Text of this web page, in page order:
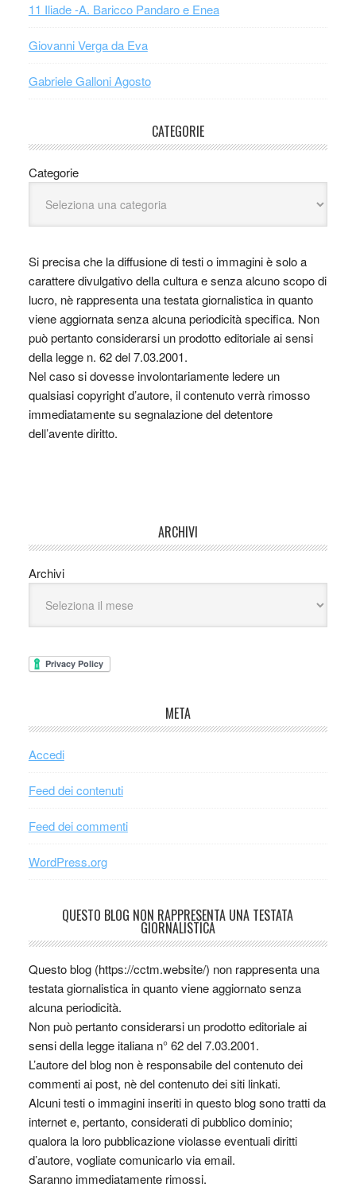
11 Iliade -A. Baricco Pandaro e Enea
Giovanni Verga da Eva
Gabriele Galloni Agosto
CATEGORIE
Categorie
Si precisa che la diffusione di testi o immagini è solo a
carattere divulgativo della cultura e senza alcuno scopo di
lucro, nè rappresenta una testata giornalistica in quanto
viene aggiornata senza alcuna periodicità specifica. Non
può pertanto considerarsi un prodotto editoriale ai sensi
della legge n. 62 del 7.03.2001.
Nel caso si dovesse involontariamente ledere un
qualsiasi copyright d’autore, il contenuto verrà rimosso
immediatamente su segnalazione del detentore
dell’avente diritto.
ARCHIVI
Archivi
META
Accedi
Feed dei contenuti
Feed dei commenti
WordPress.org
QUESTO BLOG NON RAPPRESENTA UNA TESTATA
GIORNALISTICA
Questo blog (https://cctm.website/) non rappresenta una
testata giornalistica in quanto viene aggiornato senza
alcuna periodicità.
Non può pertanto considerarsi un prodotto editoriale ai
sensi della legge italiana n° 62 del 7.03.2001.
L’autore del blog non è responsabile del contenuto dei
commenti ai post, nè del contenuto dei siti linkati.
Alcuni testi o immagini inseriti in questo blog sono tratti da
internet e, pertanto, considerati di pubblico dominio;
qualora la loro pubblicazione violasse eventuali diritti
d’autore, vogliate comunicarlo via email.
Saranno immediatamente rimossi.